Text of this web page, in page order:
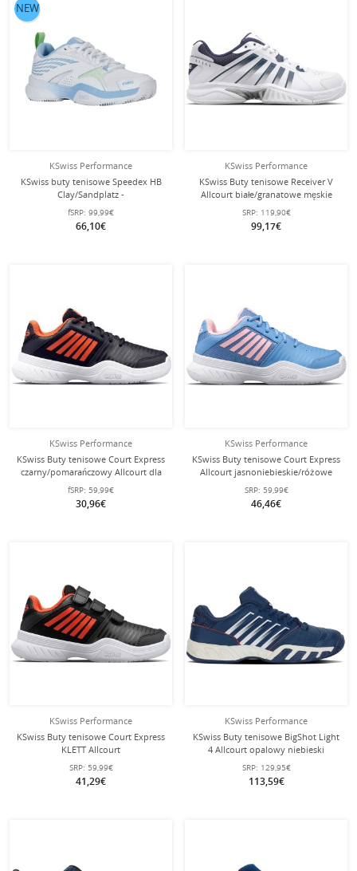
KSwiss Performance
KSwiss buty tenisowe Speedex HB
Clay/Sandplatz -
białe/niebieskie/lime zielone
damskie
fSRP: 99,99€
66,10€
NEW
KSwiss Performance
KSwiss Buty tenisowe Receiver V
Allcourt białe/granatowe męskie
SRP: 119,90€
99,17€
KSwiss Performance
KSwiss Buty tenisowe Court Express
czarny/pomarańczowy Allcourt dla
małych dzieci
fSRP: 59,99€
30,96€
KSwiss Performance
KSwiss Buty tenisowe Court Express
Allcourt jasnoniebieskie/różowe
Dzieci
SRP: 59,99€
46,46€
KSwiss Performance
KSwiss Buty tenisowe Court Express
KLETT Allcourt
czarny/pomarańczowy dla małych
dzieci
SRP: 59,99€
41,29€
KSwiss Performance
KSwiss Buty tenisowe BigShot Light
4 Allcourt opalowy niebieski
Mężczyźni
SRP: 129,95€
113,59€